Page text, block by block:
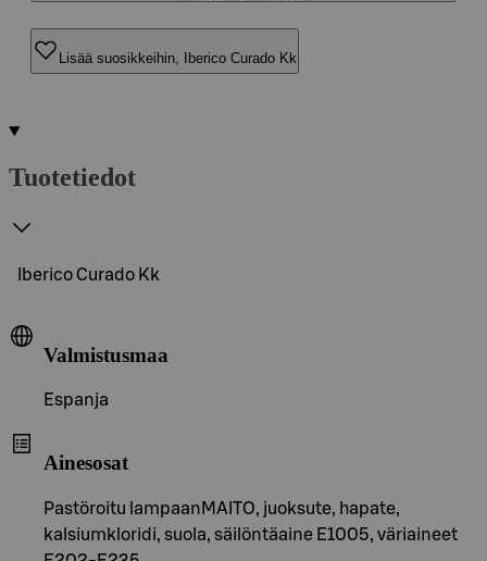
Lisää suosikkeihin, Iberico Curado Kk
Tuotetiedot
Iberico Curado Kk
Valmistusmaa
Espanja
Ainesosat
Pastöroitu lampaanMAITO, juoksute, hapate,
kalsiumkloridi, suola, säilöntäaine E1005, väriaineet